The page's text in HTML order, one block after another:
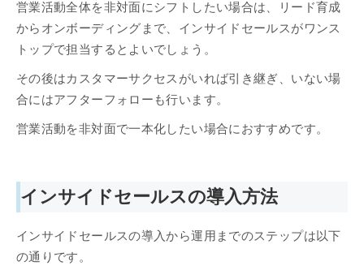
営業活動全体を非対面にシフトしたい場合は、リード育成
からオンボーディングまで、インサイドセールスがワンス
トップで担当するとよいでしょう。
その後はカスタマーサクセスがいれば引き継ぎ、いない場
合にはアフターフォローも行います。
営業活動を非対面で一本化したい場合におすすめです。
インサイドセールスの導入方法
インサイドセールスの導入から運用までのステップは以下
の通りです。